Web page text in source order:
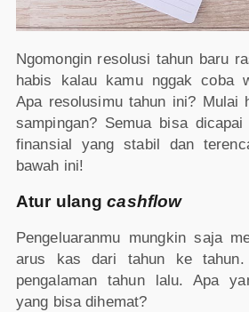
Ngomongin resolusi tahun baru
habis kalau kamu nggak coba
Apa resolusimu tahun ini? Mulai
sampingan? Semua bisa dicapai
finansial yang stabil dan
bawah ini!
Atur ulangcashflow
Pengeluaranmu mungkin saja
arus kas dari tahun ke tahun.
pengalaman tahun lalu. Apa
yang bisa dihemat?